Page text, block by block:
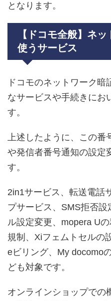
となります。
【ドコモ全般】ネ
使うサービス
ドコモのネットワーク暗
なサービスや手続きにお
す。
上述したように、この
や発信者番号通知の設定
す。
2in1サービス、転送電話
プサービス、SMS拒否
ル設定変更、mopera U
規制、Xiフェムトセルの
eビリング、My docomo
ども対象です。
オンラインショップでの